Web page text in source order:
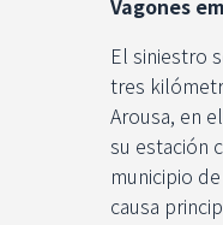
Vagones
El siniestro
tres
Arousa, en
su estación
municipio
causa